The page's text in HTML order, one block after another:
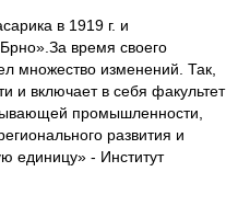
в 1919 г. и
время своего
множество изменений. Так,
и включает в себя факультет
промышленности,
развития и
единицу» - Институт